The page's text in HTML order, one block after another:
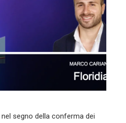
segno della conferma dei